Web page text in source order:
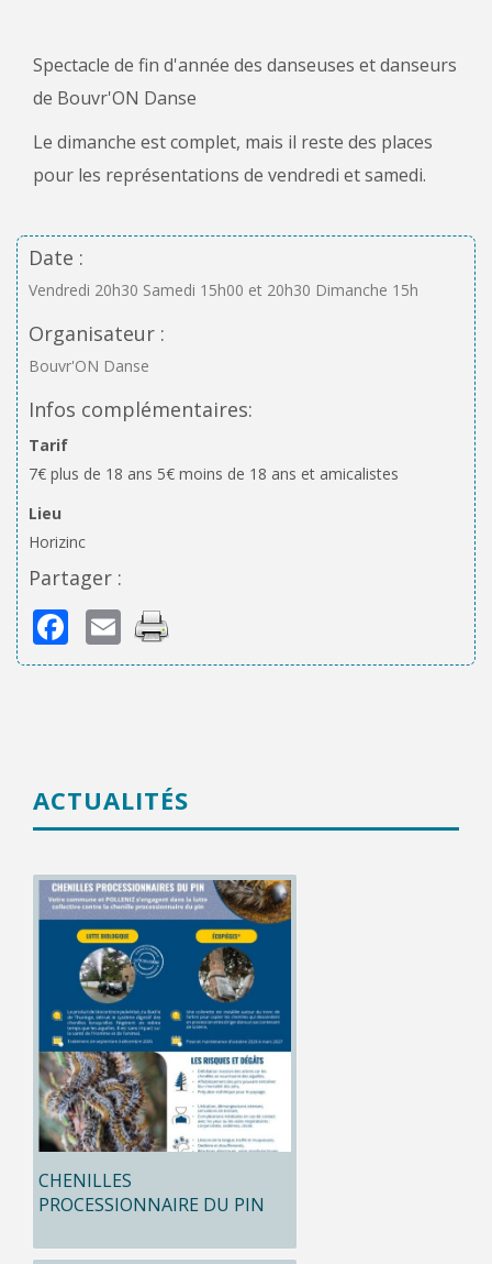
Spectacle de fin d'année des danseuses et danseurs
de Bouvr'ON Danse
Le dimanche est complet, mais il reste des places
pour les représentations de vendredi et samedi.
Date :
Vendredi 20h30 Samedi 15h00 et 20h30 Dimanche 15h
Organisateur :
Bouvr'ON Danse
Infos complémentaires:
Tarif
7€ plus de 18 ans 5€ moins de 18 ans et amicalistes
Lieu
Horizinc
Partager :
Facebook
Email
ACTUALITÉS
CHENILLES
PROCESSIONNAIRE DU PIN